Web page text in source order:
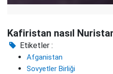
Kafiristan nasıl
Etiketler :
Afganistan
Sovyetler Birliği